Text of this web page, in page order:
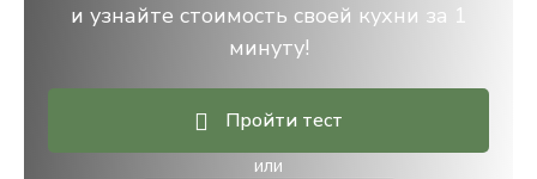
и узнайте стоимость своей кухни за 1
минуту!
Пройти тест
или